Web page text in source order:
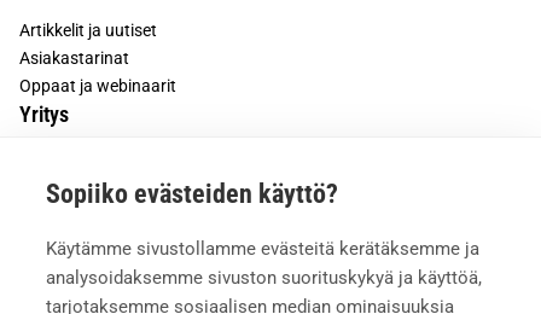
Sopiiko evästeiden käyttö?
Käytämme sivustollamme evästeitä kerätäksemme ja
analysoidaksemme sivuston suorituskykyä ja käyttöä,
tarjotaksemme sosiaalisen median ominaisuuksia
Artikkelit ja uutiset
Asiakastarinat
Oppaat ja webinaarit
Yritys
Asiakkaiden kokemuksia
Yhteystiedot
Mediapankki